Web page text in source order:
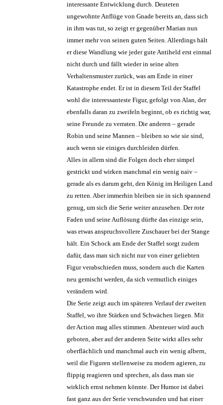
interessante Entwicklung durch. Deuteten
ungewohnte Anflüge von Gnade bereits an, dass sich
in ihm was tut, so zeigt er gegenüber Marian nun
immer mehr von seinen guten Seiten. Allerdings hält
er diese Wandlung wie jeder gute Antiheld erst einmal
nicht durch und fällt wieder in seine alten
Verhaltensmuster zurück, was am Ende in einer
Katastrophe endet. Er ist in diesem Teil der Staffel
wohl die interessanteste Figur, gefolgt von Alan, der
ebenfalls daran zu zweifeln beginnt, ob es richtig war,
seine Freunde zu verraten. Die anderen – gerade
Robin und seine Mannen – bleiben so wie sie sind,
auch wenn sie einiges durchleiden dürfen.
Alles in allem sind die Folgen doch eher simpel
gestrickt und wirken manchmal ein wenig naiv –
gerade als es darum geht, den König im Heiligen Land
zu retten. Aber immerhin bleiben sie in sich spannend
genug, um sich die Serie weiter anzusehen. Der rote
Faden und seine Auflösung dürfte das einzige sein,
was etwas anspruchsvollere Zuschauer bei der Stange
hält. Ein Schock am Ende der Staffel sorgt zudem
dafür, dass man sich nicht nur von einer geliebten
Figur verabschieden muss, sondern auch die Karten
neu gemischt werden, da sich vermutlich einiges
verändern wird.
Die Serie zeigt auch im späteren Verlauf der zweiten
Staffel, wo ihre Stärken und Schwächen liegen. Mit
der Action mag alles stimmen. Abenteuer wird auch
geboten, aber auf der anderen Seite wirkt alles sehr
oberflächlich und manchmal auch ein wenig albern,
weil die Figuren stellenweise zu modern agieren, zu
flippig reagieren und sprechen, als dass man sie
wirklich ernst nehmen könnte. Der Humor ist dabei
fast ganz aus der Serie verschwunden und hat einer